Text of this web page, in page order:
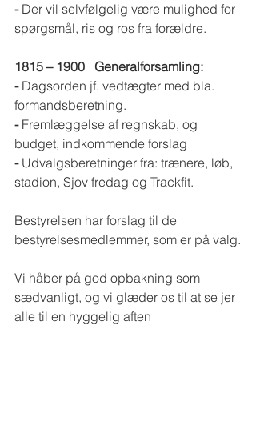
- Der vil selvfølgelig være mulighed for
spørgsmål, ris og ros fra forældre.
1815 – 1900   Generalforsamling:
- Dagsorden jf. vedtægter med bla.
formandsberetning.
- Fremlæggelse af regnskab, og
budget, indkommende forslag
- Udvalgsberetninger fra: trænere, løb,
stadion, Sjov fredag og Trackfit.
Bestyrelsen har forslag til de
bestyrelsesmedlemmer, som er på valg.
Vi håber på god opbakning som
sædvanligt, og vi glæder os til at se jer
alle til en hyggelig aften